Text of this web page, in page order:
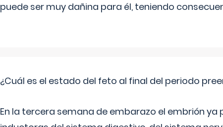
puede ser muy dañina para él, teniendo
¿Cuál es el estado del feto al final del periodo
En la tercera semana de embarazo el embrión